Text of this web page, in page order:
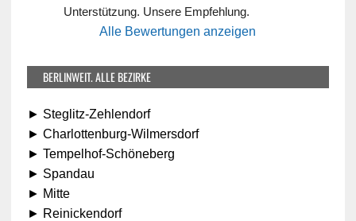
Unterstützung. Unsere Empfehlung.
Alle Bewertungen anzeigen
BERLINWEIT. ALLE BEZIRKE
► Steglitz-Zehlendorf
► Charlottenburg-Wilmersdorf
► Tempelhof-Schöneberg
► Spandau
► Mitte
► Reinickendorf